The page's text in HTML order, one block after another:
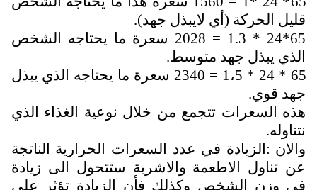
قليل الحركة (أي لايبذل جهد).
65*24 * 1.3 = 2028 سعرة ما يحتاجه الشخص
الذي يبذل جهد متوسط.
65 * 24 * 1،5 = 2340 سعرة ما يحتاجه الذي يبذل
جهد قوي.
هذه السعرات تتجمع من خلال نوعية الغذاء الذي
نتناوله.
والان :الزيادة في عدد السعرات الحرارية الناتجة
عن تناول الاطعمة والاشربة ستتحول الى زيادة
في وزن الشخص وكذلك فأن الزيادة تؤثر على